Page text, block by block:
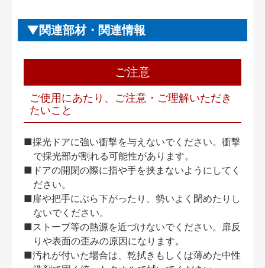
関連部材・関連情報
ご注意
ご使用にあたり、ご注意・ご理解いただき
たいこと
■採光ドアに強い衝撃を与えないでください。衝撃
で採光部が割れる可能性があります。
■ドアの開閉の際に指や手を挟まないようにしてく
ださい。
■扉や把手にぶら下がったり、勢いよく閉めたりし
ないでください。
■ストーブ等の熱源を近づけないでください。扉反
りや表面の歪みの原因になります。
■汚れが付いた場合は、乾拭きもしくは薄めた中性